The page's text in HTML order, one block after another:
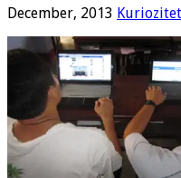
December, 2013